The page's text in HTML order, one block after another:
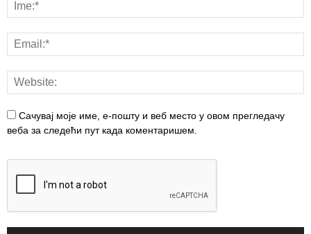
Сачувај моје име, е-пошту и веб место у овом прегледачу
веба за следећи пут када коментаришем.